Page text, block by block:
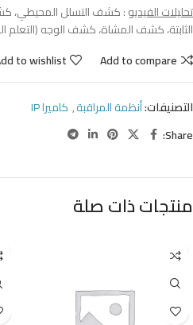
تحليلات الفيديو: كشف التسلل المحيطي،
الثابتة، كشف المشاة، كشف الوجه (التعلم
Add to compare
to wishlist
التصنيفات:أنظمة المراقبة, كاميرا IP
Share:
منتجات ذات صلة